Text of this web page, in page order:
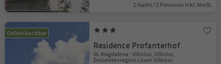
1 Nacht / 2 Personen Inkl. MwSt.
Online buchbar
Residence Profanterhof
St. Magdalena - Villnöss, Villnöss,
Dolomitenregion Lüsen Villnöss